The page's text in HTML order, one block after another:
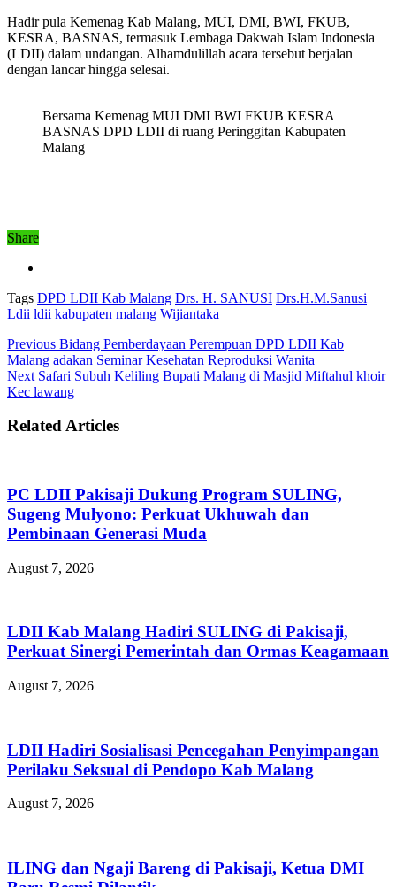
Hadir pula Kemenag Kab Malang, MUI, DMI, BWI, FKUB,
KESRA, BASNAS, termasuk Lembaga Dakwah Islam Indonesia
(LDII) dalam undangan. Alhamdulillah acara tersebut berjalan
dengan lancar hingga selesai.
Bersama Kemenag MUI DMI BWI FKUB KESRA
BASNAS DPD LDII di ruang Peringgitan Kabupaten
Malang
Share
Tags DPD LDII Kab Malang Drs. H. SANUSI Drs.H.M.Sanusi
Ldii ldii kabupaten malang Wijiantaka
Previous Bidang Pemberdayaan Perempuan DPD LDII Kab
Malang adakan Seminar Kesehatan Reproduksi Wanita
Next Safari Subuh Keliling Bupati Malang di Masjid Miftahul khoir
Kec lawang
Related Articles
PC LDII Pakisaji Dukung Program SULING,
Sugeng Mulyono: Perkuat Ukhuwah dan
Pembinaan Generasi Muda
August 7, 2026
LDII Kab Malang Hadiri SULING di Pakisaji,
Perkuat Sinergi Pemerintah dan Ormas Keagamaan
August 7, 2026
LDII Hadiri Sosialisasi Pencegahan Penyimpangan
Perilaku Seksual di Pendopo Kab Malang
August 7, 2026
ILING dan Ngaji Bareng di Pakisaji, Ketua DMI